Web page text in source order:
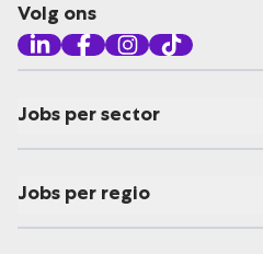
Volg ons
Jobs per sector
Jobs per regio